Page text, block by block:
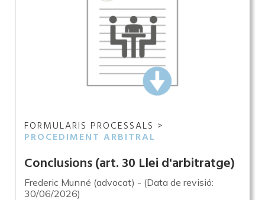
FORMULARIS PROCESSALS >
PROCEDIMENT ARBITRAL
Conclusions (art. 30 Llei d'arbitratge)
Frederic Munné (advocat) - (Data de revisió:
30/06/2026)